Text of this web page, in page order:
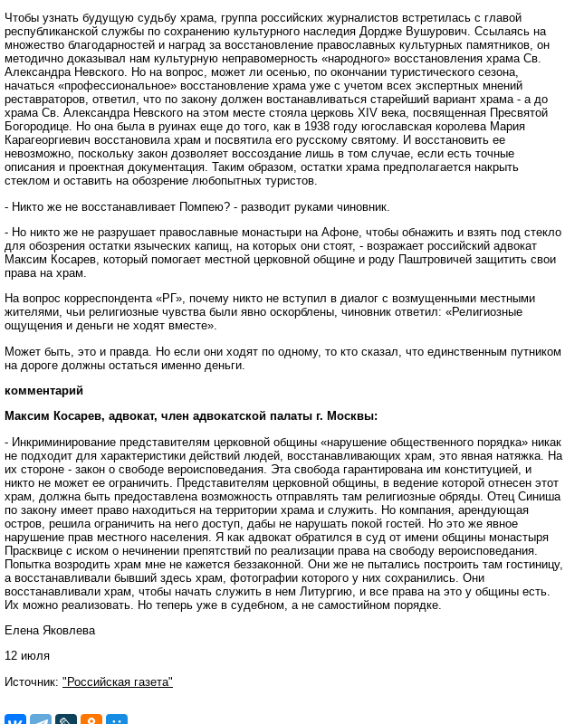
Чтобы узнать будущую судьбу храма, группа российских журналистов встретилась с главой
республиканской службы по сохранению культурного наследия Дордже Вушурович. Ссылаясь на
множество благодарностей и наград за восстановление православных культурных памятников, он
методично доказывал нам культурную неправомерность «народного» восстановления храма Св.
Александра Невского. Но на вопрос, может ли осенью, по окончании туристического сезона,
начаться «профессиональное» восстановление храма уже с учетом всех экспертных мнений
реставраторов, ответил, что по закону должен востанавливаться старейший вариант храма - а до
храма Св. Александра Невского на этом месте стояла церковь ХIV века, посвященная Пресвятой
Богородице. Но она была в руинах еще до того, как в 1938 году югославская королева Мария
Карагеоргиевич восстановила храм и посвятила его русскому святому. И восстановить ее
невозможно, поскольку закон дозволяет воссоздание лишь в том случае, если есть точные
описания и проектная документация. Таким образом, остатки храма предполагается накрыть
стеклом и оставить на обозрение любопытных туристов.
- Никто же не восстанавливает Помпею? - разводит руками чиновник.
- Но никто же не разрушает православные монастыри на Афоне, чтобы обнажить и взять под стекло
для обозрения остатки языческих капищ, на которых они стоят, - возражает российский адвокат
Максим Косарев, который помогает местной церковной общине и роду Паштровичей защитить свои
права на храм.
На вопрос корреспондента «РГ», почему никто не вступил в диалог с возмущенными местными
жителями, чьи религиозные чувства были явно оскорблены, чиновник ответил: «Религиозные
ощущения и деньги не ходят вместе».
Может быть, это и правда. Но если они ходят по одному, то кто сказал, что единственным путником
на дороге должны остаться именно деньги.
комментарий
Максим Косарев, адвокат, член адвокатской палаты г. Москвы:
- Инкриминирование представителям церковной общины «нарушение общественного порядка» никак
не подходит для характеристики действий людей, восстанавливающих храм, это явная натяжка. На
их стороне - закон о свободе вероисповедания. Эта свобода гарантирована им конституцией, и
никто не может ее ограничить. Представителям церковной общины, в ведение которой отнесен этот
храм, должна быть предоставлена возможность отправлять там религиозные обряды. Отец Синиша
по закону имеет право находиться на территории храма и служить. Но компания, арендующая
остров, решила ограничить на него доступ, дабы не нарушать покой гостей. Но это же явное
нарушение прав местного населения. Я как адвокат обратился в суд от имени общины монастыря
Прасквице с иском о нечинении препятствий по реализации права на свободу вероисповедания.
Попытка возродить храм мне не кажется беззаконной. Они же не пытались построить там гостиницу,
а восстанавливали бывший здесь храм, фотографии которого у них сохранились. Они
восстанавливали храм, чтобы начать служить в нем Литургию, и все права на это у общины есть.
Их можно реализовать. Но теперь уже в судебном, а не самостийном порядке.
Елена Яковлева
12 июля
Источник: "Российская газета"